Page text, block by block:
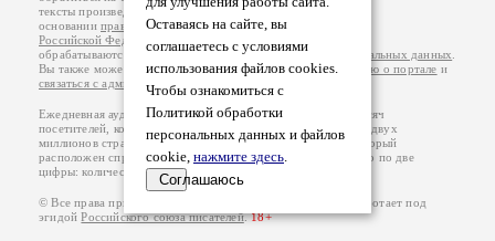
Оставаясь на сайте, вы
соглашаетесь с условиями
использования файлов cookies.
Чтобы ознакомиться с
Политикой обработки
персональных данных и файлов
cookie, нажмите здесь.
Соглашаюсь
тексты произведений авторы несут самостоятельно на
основанииправил публикацииизаконодательства
Российской Федерации
обрабатываются на основанииПолитики обработки персональных данных
Вы также можете посмотреть более подробнуюинформацию о портале и
связаться с администрацией
Ежедневная аудитория портала Стихи.ру – порядка 200 тысяч
посетителей, которые в общей сумме просматривают более двух
миллионов страниц по данным счетчика посещаемости, который
расположен справа от этого текста. В каждой графе указано по две
цифры: количество просмотров и количество посетителей.
© Все права принадлежат авторам, 2000-2026. Портал работает под
эгидойРоссийского союза писателей.18+